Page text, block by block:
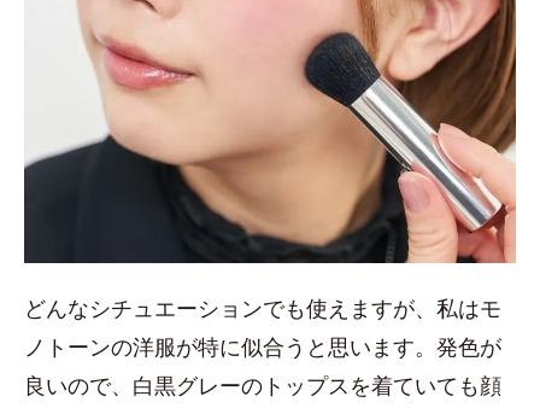
どんなシチュエーションでも使えますが、私はモ
ノトーンの洋服が特に似合うと思います。発色が
良いので、白黒グレーのトップスを着ていても顔